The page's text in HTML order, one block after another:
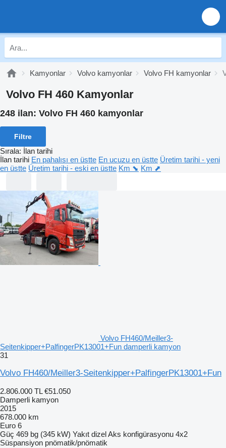
Kamyonlar Volvo kamyonlar Volvo FH kamyonlar
Volvo FH 460 Kamyonlar
248 ilan: Volvo FH 460 kamyonlar
Filtre
Sırala: İlan tarihi
İlan tarihi En pahalısı en üstte En ucuzu en üstte Üretim tarihi - yeni
en üstte Üretim tarihi - eski en üstte Km ⬊ Km ⬈
Volvo FH460/Meiller3-
Seitenkipper+PalfingerPK13001+Fun damperli kamyon
31
Volvo FH460/Meiller3-Seitenkipper+PalfingerPK13001+Fun
2.806.000 TL €51.050
Damperli kamyon
2015
678.000 km
Euro 6
Güç 469 bg (345 kW) Yakıt dizelAks konfigürasyonu 4x2
Süspansiyon pnömatik/pnömatik